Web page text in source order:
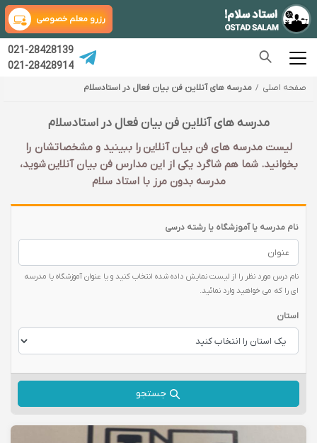
رزرو معلم خصوصی
021-28428139
021-28428914
صفحه اصلی مدرسه های آنلاین فن بیان فعال در استادسلام
مدرسه های آنلاین فن بیان فعال در استادسلام
لیست مدرسه های فن بیان آنلاین را ببینید و مشخصاتشان را
بخوانید. شما هم شاگرد یکی از این مدارس فن بیان آنلاین شوید،
مدرسه بدون مرز با استاد سلام
نام مدرسه یا آموزشگاه یا رشته درسی
نام درس مورد نظر را از لیست نمایش داده شده انتخاب کنید و یا عنوان آموزشگاه یا مدرسه
ای را که می خواهید وارد نمائید.
استان
جستجو